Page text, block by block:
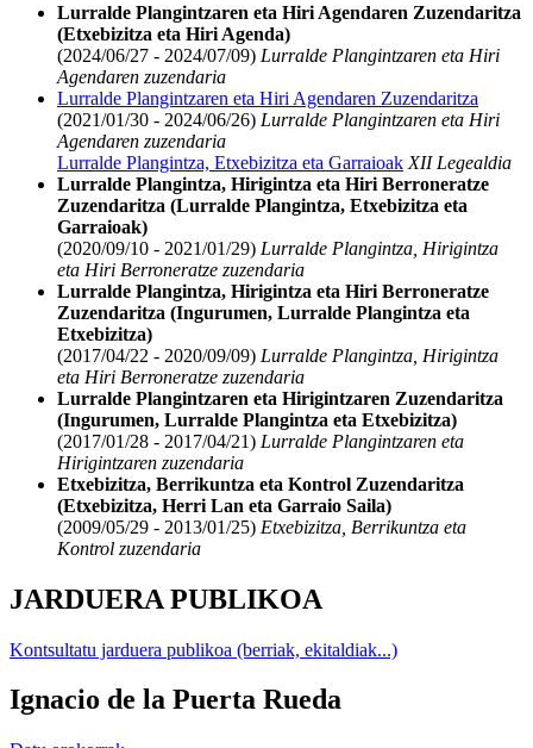
Lurralde Plangintzaren eta Hiri Agendaren Zuzendaritza
(Etxebizitza eta Hiri Agenda)
(2024/06/27 - 2024/07/09) Lurralde Plangintzaren eta Hiri
Agendaren zuzendaria
Lurralde Plangintzaren eta Hiri Agendaren Zuzendaritza
(2021/01/30 - 2024/06/26) Lurralde Plangintzaren eta Hiri
Agendaren zuzendaria
Lurralde Plangintza, Etxebizitza eta Garraioak XII Legealdia
Lurralde Plangintza, Hirigintza eta Hiri Berroneratze
Zuzendaritza (Lurralde Plangintza, Etxebizitza eta
Garraioak)
(2020/09/10 - 2021/01/29) Lurralde Plangintza, Hirigintza
eta Hiri Berroneratze zuzendaria
Lurralde Plangintza, Hirigintza eta Hiri Berroneratze
Zuzendaritza (Ingurumen, Lurralde Plangintza eta
Etxebizitza)
(2017/04/22 - 2020/09/09) Lurralde Plangintza, Hirigintza
eta Hiri Berroneratze zuzendaria
Lurralde Plangintzaren eta Hirigintzaren Zuzendaritza
(Ingurumen, Lurralde Plangintza eta Etxebizitza)
(2017/01/28 - 2017/04/21) Lurralde Plangintzaren eta
Hirigintzaren zuzendaria
Etxebizitza, Berrikuntza eta Kontrol Zuzendaritza
(Etxebizitza, Herri Lan eta Garraio Saila)
(2009/05/29 - 2013/01/25) Etxebizitza, Berrikuntza eta
Kontrol zuzendaria
JARDUERA PUBLIKOA
Kontsultatu jarduera publikoa (berriak, ekitaldiak...)
Ignacio de la Puerta Rueda